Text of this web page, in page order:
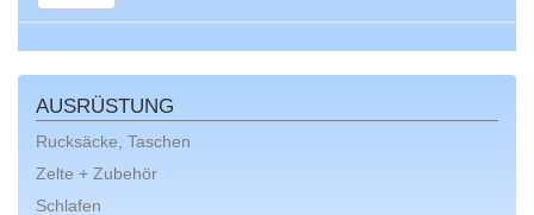
AUSRÜSTUNG
Rucksäcke, Taschen
Zelte + Zubehör
Schlafen